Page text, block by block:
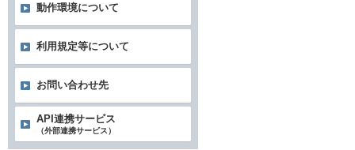
動作環境について
利用規定等について
お問い合わせ先
API連携サービス
（外部連携サービス）